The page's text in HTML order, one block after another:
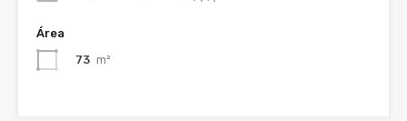
Área
73 m²